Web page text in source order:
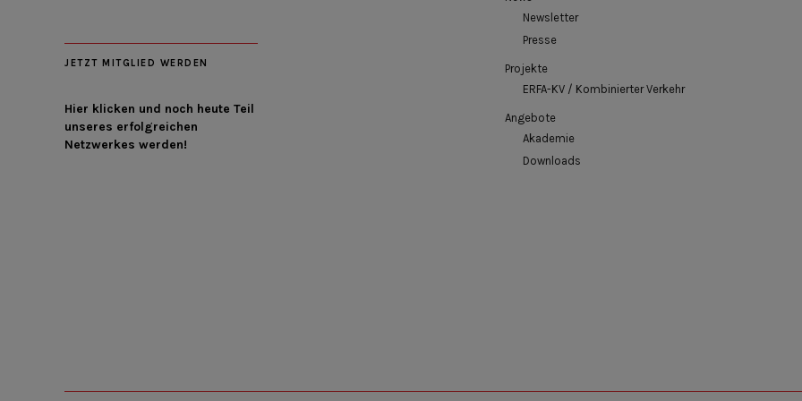
JETZT MITGLIED WERDEN
Hier klicken und noch heute Teil
unseres erfolgreichen
Netzwerkes werden!
Newsletter
Presse
Projekte
ERFA-KV / Kombinierter Verkehr
Angebote
Akademie
Downloads